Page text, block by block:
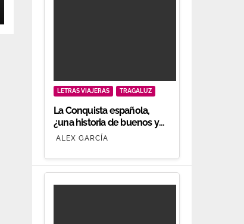
LETRAS VIAJERAS TRAGALUZ
La Conquista española,
¿una historia de buenos y
malos?
ALEX GARCÍA